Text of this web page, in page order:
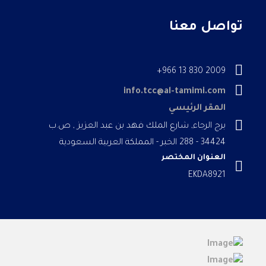
تواصل معنا
2009 830 13 966+
info.tcc@al-tamimi.com
المقر الرئيسي
برج الرجاء, شارع الملك فهد بن عبد العزيز , ص.ب
34424 - 288 الخبر - المملكة العربية السعودية
العنوان المختصر
EKDA8921